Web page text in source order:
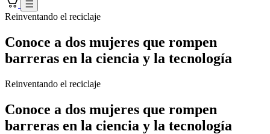
Reinventando el reciclaje
Conoce a dos mujeres que rompen
barreras en la ciencia y la tecnología
Reinventando el reciclaje
Conoce a dos mujeres que rompen
barreras en la ciencia y la tecnología